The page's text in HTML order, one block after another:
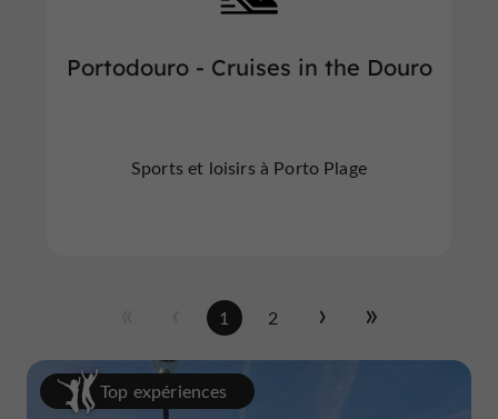
Portodouro - Cruises in the Douro
Sports et loisirs à Porto Plage
1 2
Top expériences